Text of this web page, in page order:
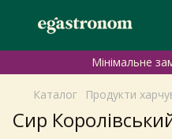
Мінімальне
Каталог Продукти
Сир